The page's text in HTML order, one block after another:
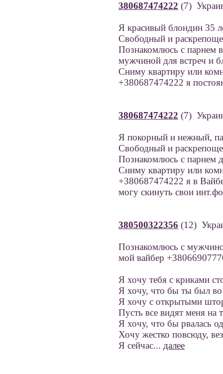
380687474222 (7)
Я красивый блондин 35
Свободный и
Познакомлюсь с парнем
мужчиной для встреч и
Сниму квартиру или
+380687474222 я
380687474222 (7)
Я покорный и нежный,
Свободный и
Познакомлюсь с парнем
Сниму квартиру или
+380687474222 я в
могу скинуть свои
380500322356 (12)
Познакомлюсь с
мой вайбер
Я хочу тебя с криками
Я хочу, что бы ты был
Я хочу с открытыми
Пусть все видят меня на
Я хочу, что бы рвалась
Хочу жестко повсюду,
Я сейчас... далее